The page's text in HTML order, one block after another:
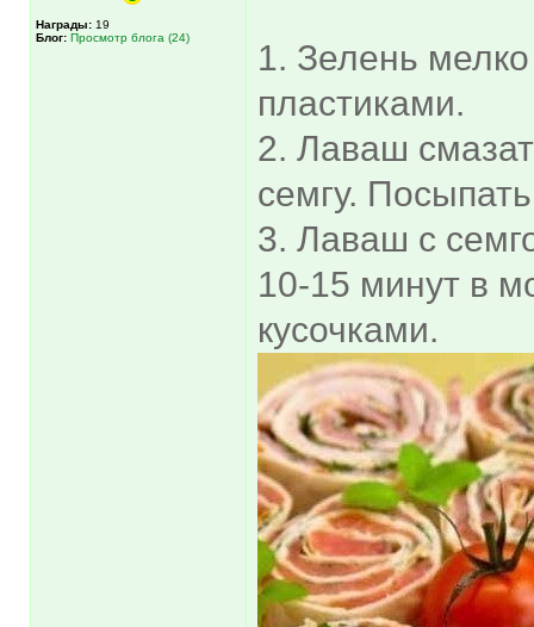
Награды: 19
Блог: Просмотр блога (24)
1. Зелень
пластиками.
2. Лаваш
семгу.
3. Лаваш с
10-15 минут в
кусочками.